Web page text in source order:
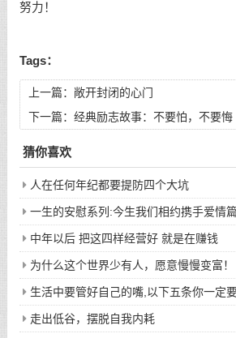
努力！
Tags：
上一篇： 敞开封闭的心门
下一篇： 经典励志故事：不要怕，不要悔
猜你喜欢
人在任何年纪都要提防四个大坑
一生的安慰系列:今生我们相约携手爱情
次的回眸才换来今生的相遇
中年以后 把这四样经营好 就是在赚钱
为什么这个世界少有人，愿意慢慢变富！
生活中要管好自己的嘴,以下五条你一定
走出低谷，摆脱自我内耗